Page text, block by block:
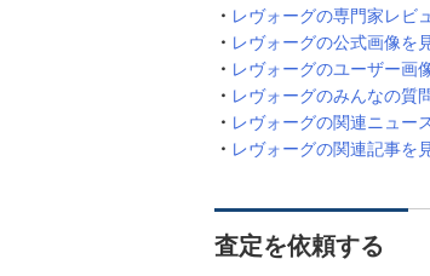
レヴォーグの専門家レビ
レヴォーグの公式画像を
レヴォーグのユーザー画
レヴォーグのみんなの質
レヴォーグの関連ニュー
レヴォーグの関連記事を
査定を依頼する